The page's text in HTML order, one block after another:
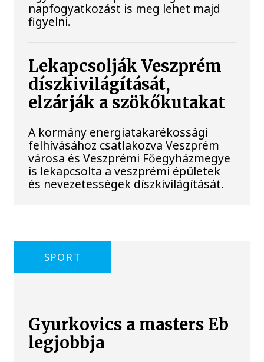
napfogyatkozást is meg lehet majd
figyelni.
Lekapcsolják Veszprém
díszkivilágítását,
elzárják a szökőkutakat
A kormány energiatakarékossági
felhívásához csatlakozva Veszprém
városa és Veszprémi Főegyházmegye
is lekapcsolta a veszprémi épületek
és nevezetességek díszkivilágítását.
SPORT
Gyurkovics a masters Eb
legjobbja